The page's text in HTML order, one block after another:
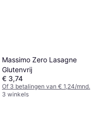
Massimo Zero Lasagne
Glutenvrij
€ 3,74
Of 3 betalingen van € 1,24/mnd.
3 winkels